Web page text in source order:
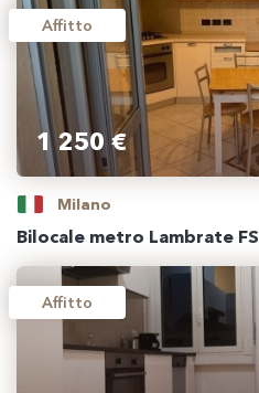
Affitto
1 250 €
Milano
Bilocale metro Lambrate FS
Affitto